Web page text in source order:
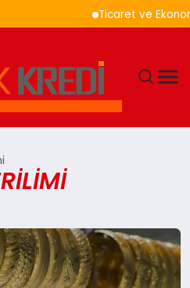
Ticaret ve